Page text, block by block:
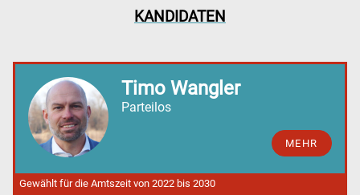
KANDIDATEN
Timo Wangler
Parteilos
MEHR
Gewählt für die Amtszeit von 2022 bis 2030